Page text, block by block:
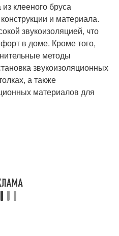
клееного бруса
и материала.
звукоизоляцией, что
в доме. Кроме того,
методы
звукоизоляционных
а также
материалов для